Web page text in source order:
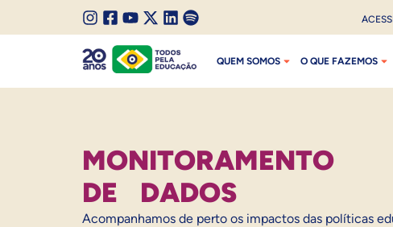
SALTAR PARA O CONTEÚDO
SALTAR PARA O MENU
I
n
s
m
F
c
k
Y
o
u
X
/
T
e
r
L
n
n
S
o
QUEM SOMOS O QUE FAZEMOS
MONITORAMENTO
DE DADOS
Acompanhamos de perto os impactos das políticas